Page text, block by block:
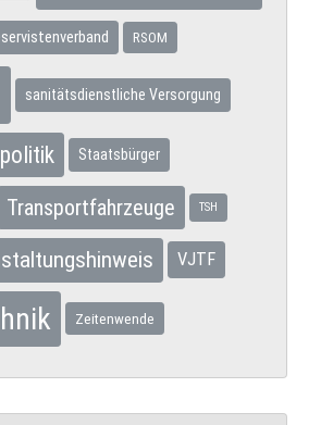
RSOM
sanitätsdienstliche Versorgung
Staatsbürger
Transportfahrzeuge TSH
VJTF
Zeitenwende